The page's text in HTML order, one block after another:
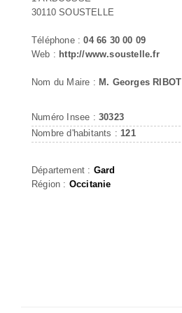
30110 SOUSTELLE
Téléphone :04 66 30 00 09
Web : http://www.soustelle.fr
Nom du Maire : M. Georges RIBOT
Numéro Insee : 30323
Nombre d'habitants : 121
Département : Gard
Région : Occitanie